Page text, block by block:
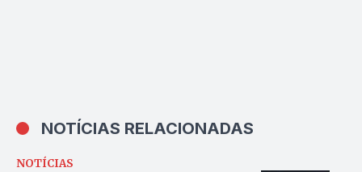
NOTÍCIAS RELACIONADAS
NOTÍCIAS